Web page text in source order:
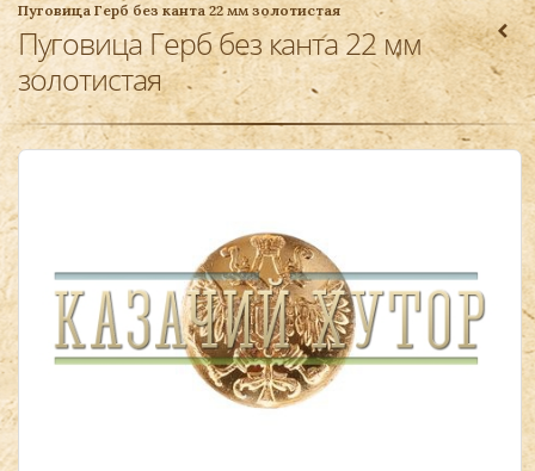
Ваша корзина
Пуговица Герб без канта 22 мм золотистая
Пуговица Герб без канта 22 мм
золотистая